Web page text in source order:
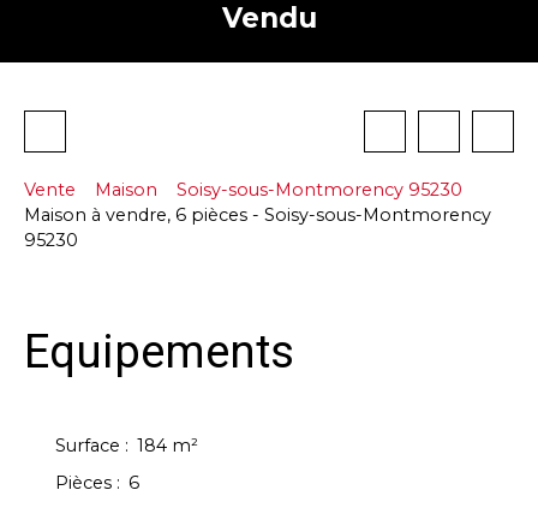
Vendu
Vente Maison
Soisy-sous-Montmorency 95230
Maison à vendre, 6 pièces - Soisy-sous-Montmorency
95230
Equipements
Surface : 184 m²
Pièces : 6